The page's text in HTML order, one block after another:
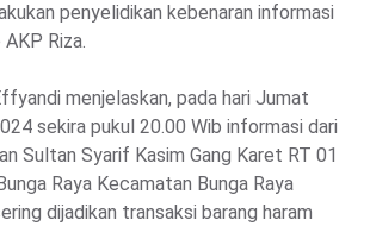
penyelidikan kebenaran informasi
Riza.
menjelaskan, pada hari Jumat
sekira pukul 20.00 Wib informasi dari
Sultan Syarif Kasim Gang Karet RT 01
Raya Kecamatan Bunga Raya
dijadikan transaksi barang haram